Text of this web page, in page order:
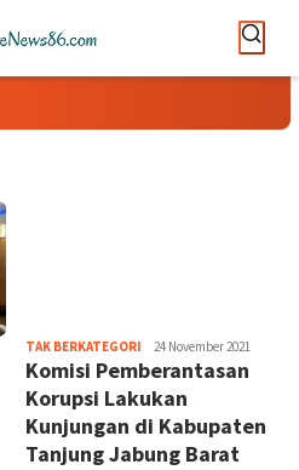
TAK BERKATEGORI tribute
24 November 2021
Komisi Pemberantasan
Korupsi Lakukan
Kunjungan di Kabupaten
Tanjung Jabung Barat